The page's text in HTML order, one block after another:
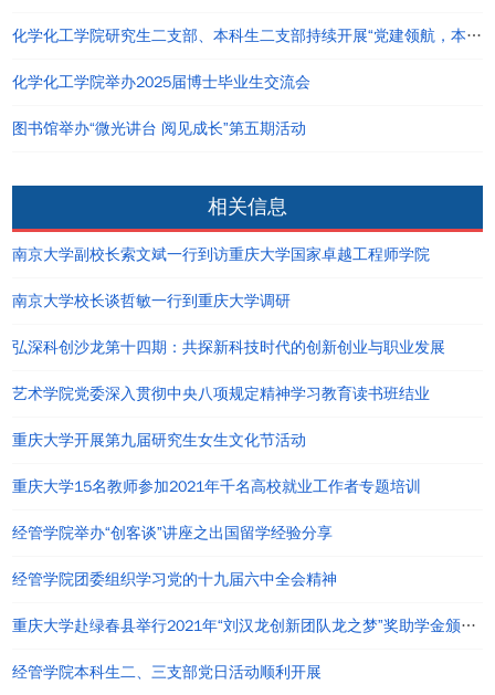
化学化工学院研究生二支部、本科生二支部持续开展“党建领航，本研共进”系列主题党日活动
化学化工学院举办2025届博士毕业生交流会
图书馆举办“微光讲台 阅见成长”第五期活动
相关信息
南京大学副校长索文斌一行到访重庆大学国家卓越工程师学院
南京大学校长谈哲敏一行到重庆大学调研
弘深科创沙龙第十四期：共探新科技时代的创新创业与职业发展
艺术学院党委深入贯彻中央八项规定精神学习教育读书班结业
重庆大学开展第九届研究生女生文化节活动
重庆大学15名教师参加2021年千名高校就业工作者专题培训
经管学院举办“创客谈”讲座之出国留学经验分享
经管学院团委组织学习党的十九届六中全会精神
重庆大学赴绿春县举行2021年“刘汉龙创新团队龙之梦”奖助学金颁发仪式
经管学院本科生二、三支部党日活动顺利开展